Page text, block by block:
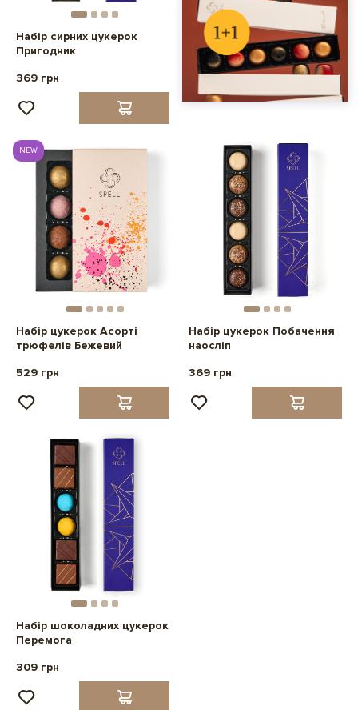
Набір сирних цукерок
Пригодник
369 грн
NEW
Набір цукерок Асорті
трюфелів Бежевий
529 грн
Набір цукерок Побачення
наосліп
369 грн
Набір шоколадних цукерок
Перемога
309 грн